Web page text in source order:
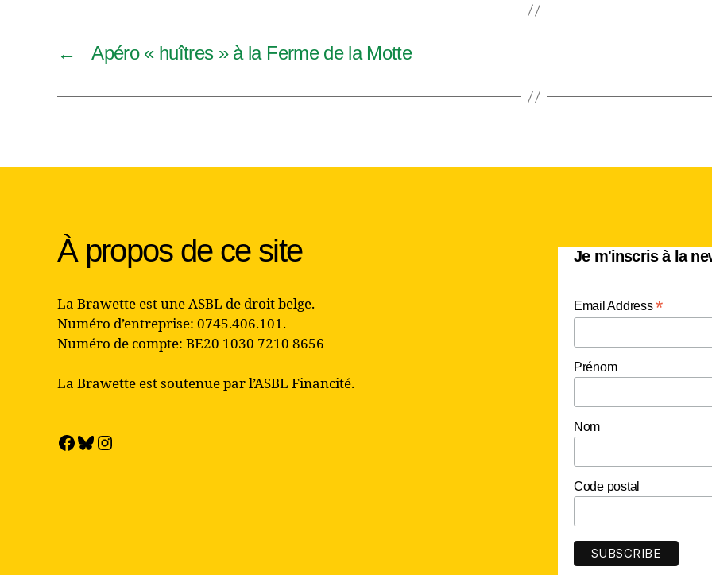
i
g
a
i
v
è
← Apéro « huîtres » à la Ferme de la Motte
À propos de ce site
La Brawette est une ASBL de droit belge.
Numéro d’entreprise: 0745.406.101.
Numéro de compte: BE20 1030 7210 8656
La Brawette est soutenue par l’ASBL Financité.
Facebook
Bluesky
Instagram
Je m'inscris à la
Email Address*
Prénom
Nom
Code postal